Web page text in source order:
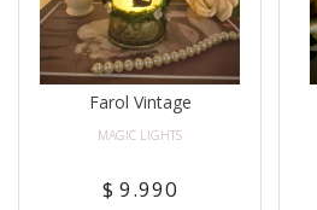
Farol Vintage
MAGIC LIGHTS
$ 9.990